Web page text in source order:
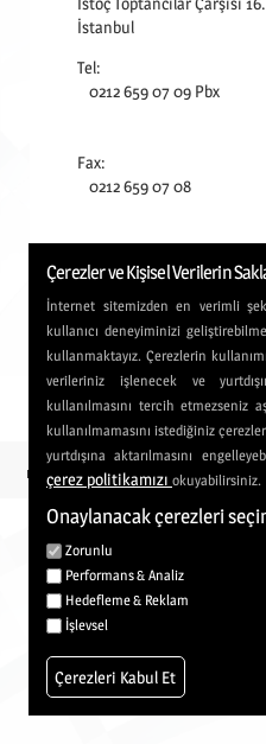
Çerezler ve Kişisel Verilerin
İnternet sitemizden en verimli
kullanıcı deneyiminizi
kullanmaktayız. Çerezlerin
verileriniz işlenecek ve
kullanılmasını tercih etmezseniz
kullanılmamasını istediğiniz
yurtdışına aktarılmasını
çerez politikamızı okuyabilirsiniz.
Onaylanacak çerezleri
Zorunlu
Performans & Analiz
Hedefleme & Reklam
İşlevsel
Çerezleri Kabul Et
İstanbul
Tel:
0212 659 07 09 Pbx
Fax:
0212 659 07 08
Hizmet